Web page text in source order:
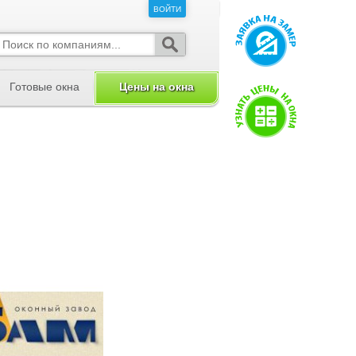
ВОЙТИ
Готовые окна Цены на окна
ВОЙТИ